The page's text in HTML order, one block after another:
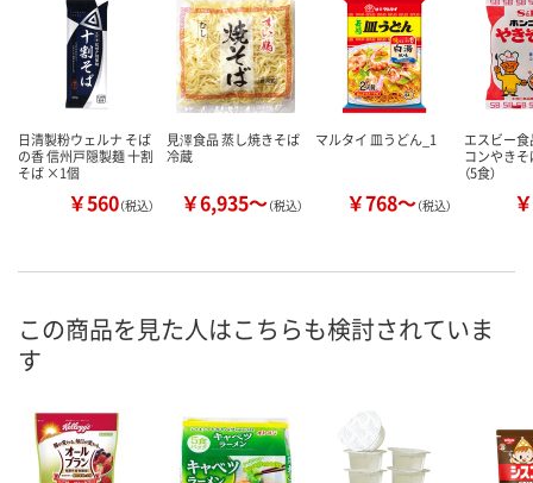
日清製粉ウェルナ そば
の香 信州戸隠製麺 十割
そば ×1個
￥560（税込）
見澤食品 蒸し焼きそば
冷蔵
￥6,935～（税込）
マルタイ 皿うどん_1
￥768～（税込）
エスビー食
コンやき
（5食）
この商品を見た人はこちらも検討されていま
す